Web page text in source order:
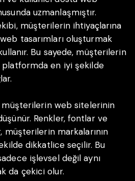
uzmanlaşmıştır.
müşterilerin ihtiyaçlarına
tasarımları oluşturmak
Bu sayede, müşterilerin
platformda en iyi şekilde
müşterilerin web sitelerinin
Renkler, fontlar ve
markalarının
dikkatlice seçilir. Bu
işlevsel değil aynı
da çekici olur.